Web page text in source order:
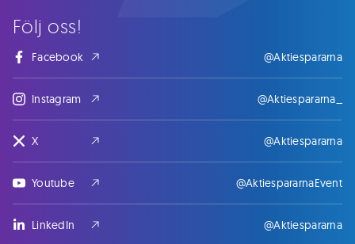
Följ oss!
Facebook @Aktiespararna
Instagram @Aktiespararna_
X @Aktiespararna
Youtube @AktiespararnaEvent
LinkedIn @Aktiespararna